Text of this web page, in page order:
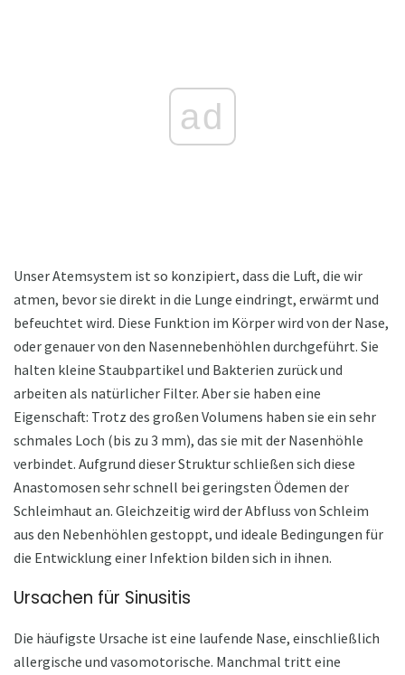
ad
Unser Atemsystem ist so konzipiert, dass die Luft, die wir
atmen, bevor sie direkt in die Lunge eindringt, erwärmt und
befeuchtet wird. Diese Funktion im Körper wird von der Nase,
oder genauer von den Nasennebenhöhlen durchgeführt. Sie
halten kleine Staubpartikel und Bakterien zurück und
arbeiten als natürlicher Filter. Aber sie haben eine
Eigenschaft: Trotz des großen Volumens haben sie ein sehr
schmales Loch (bis zu 3 mm), das sie mit der Nasenhöhle
verbindet. Aufgrund dieser Struktur schließen sich diese
Anastomosen sehr schnell bei geringsten Ödemen der
Schleimhaut an. Gleichzeitig wird der Abfluss von Schleim
aus den Nebenhöhlen gestoppt, und ideale Bedingungen für
die Entwicklung einer Infektion bilden sich in ihnen.
Ursachen für Sinusitis
Die häufigste Ursache ist eine laufende Nase, einschließlich
allergische und vasomotorische. Manchmal tritt eine